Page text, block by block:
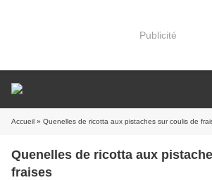
Publicité
Accueil » Quenelles de ricotta aux pistaches sur coulis de
Quenelles de ricotta aux
fraises